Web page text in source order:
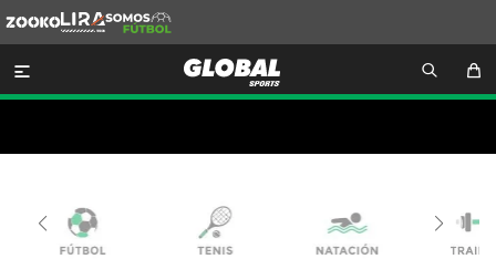
Lira
Somos
Futbol
